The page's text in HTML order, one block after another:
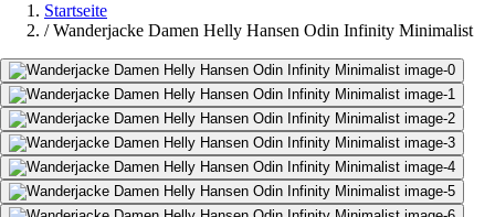
Startseite
/ Wanderjacke Damen Helly Hansen Odin Infinity Minimalist